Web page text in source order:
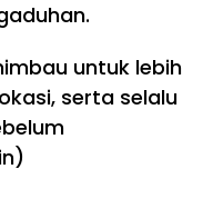
untuk lebih
serta selalu